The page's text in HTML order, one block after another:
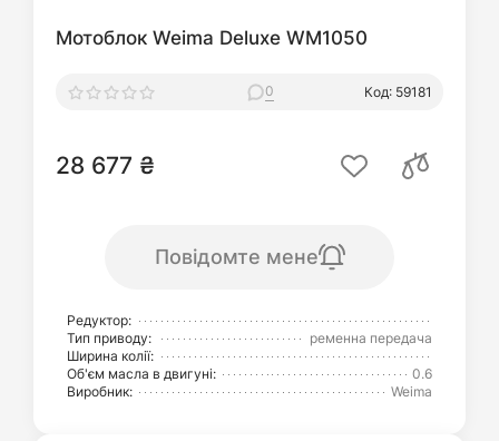
Мотоблок Weima Deluxe WM1050
0 Код: 59181
28 677 ₴
Повідомте мене
Редуктор:
Тип приводу:
ременна передача
Ширина колії:
Об'єм масла в двигуні:
0.6
Виробник:
Weima